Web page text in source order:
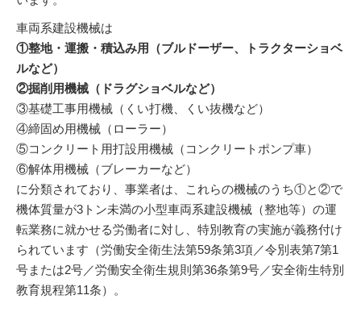
車両系建設機械は
①整地・運搬・積込み用（ブルドーザー、トラクターショベ
ルなど）
②掘削用機械（ドラグショベルなど）
③基礎工事用機械（くい打機、くい抜機など）
④締固め用機械（ローラー）
⑤コンクリート用打設用機械（コンクリートポンプ車）
⑥解体用機械（ブレーカーなど）
に分類されており、事業者は、これらの機械のうち①と②で
機体質量が3トン未満の小型車両系建設機械（整地等）の運
転業務に就かせる労働者に対し、特別教育の実施が義務付け
られています（労働安全衛生法第59条第3項／令別表第7第1
号または2号／労働安全衛生規則第36条第9号／安全衛生特別
教育規程第11条）。